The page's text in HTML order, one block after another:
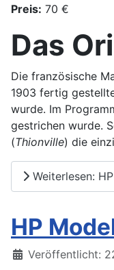
Preis: 70 €
Das
Die französische
1903 fertig
wurde. Im
gestrichen wurde.
(Thionville) die
Weiterlesen:
HP
Details
Veröffentlicht: